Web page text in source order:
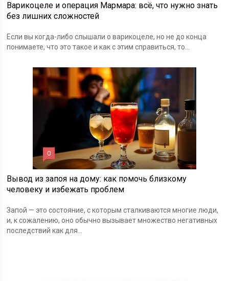
Варикоцеле и операция Мармара: всё, что нужно знать
без лишних сложностей
Если вы когда-либо слышали о варикоцеле, но не до конца
понимаете, что это такое и как с этим справиться, то...
0
Вывод из запоя на дому: как помочь близкому
человеку и избежать проблем
Запой — это состояние, с которым сталкиваются многие люди,
и, к сожалению, оно обычно вызывает множество негативных
последствий как для...